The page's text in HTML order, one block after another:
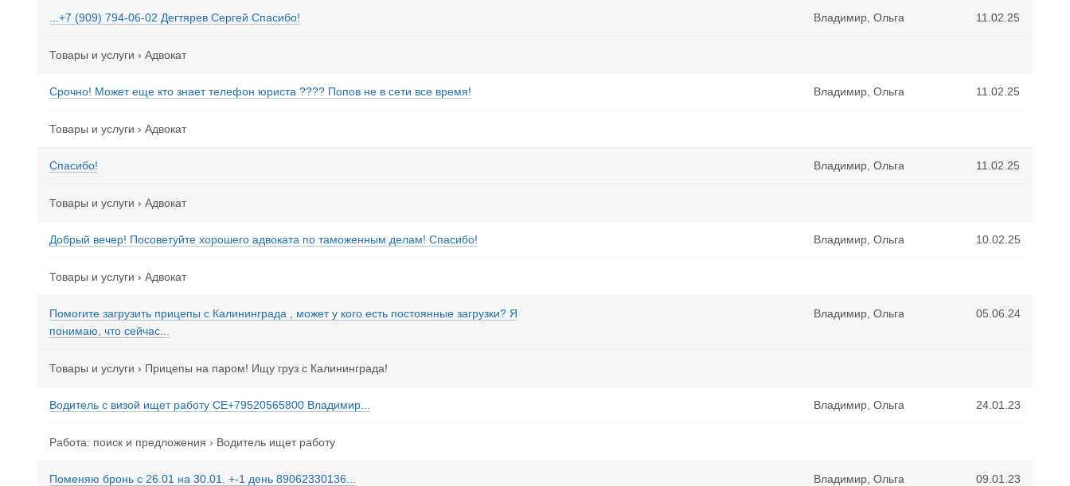
...+7 (909) 794-06-02 Дегтярев Сергей Спасибо! Владимир, Ольга 11.02.25
Товары и услуги › Адвокат
Срочно! Может еще кто знает телефон юриста ???? Попов не в сети все время! Владимир, Ольга 11.02.25
Товары и услуги › Адвокат
Спасибо! Владимир, Ольга 11.02.25
Товары и услуги › Адвокат
Добрый вечер! Посоветуйте хорошего адвоката по таможенным делам! Спасибо! Владимир, Ольга 10.02.25
Товары и услуги › Адвокат
Помогите загрузить прицепы с Калининграда , может у кого есть постоянные загрузки? Я
понимаю, что сейчас...
Владимир, Ольга 05.06.24
Товары и услуги › Прицепы на паром! Ищу груз с Калининграда!
Водитель с визой ищет работу СЕ+79520565800 Владимир... Владимир, Ольга 24.01.23
Работа: поиск и предложения › Водитель ищет работу
Поменяю бронь с 26.01 на 30.01. +-1 день 89062330136... Владимир, Ольга 09.01.23